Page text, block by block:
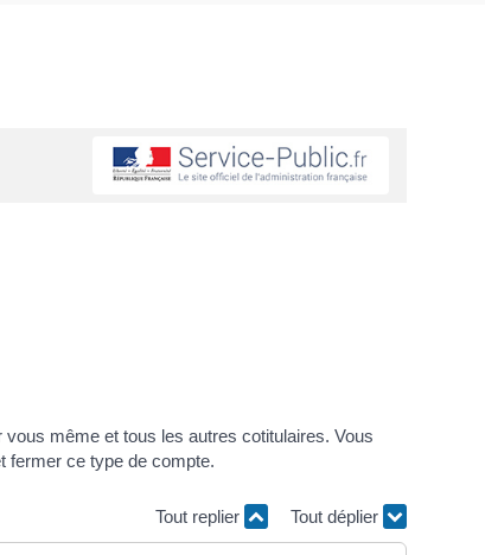
même et tous les autres cotitulaires. Vous
fermer ce type de compte.
Tout replier Tout déplier